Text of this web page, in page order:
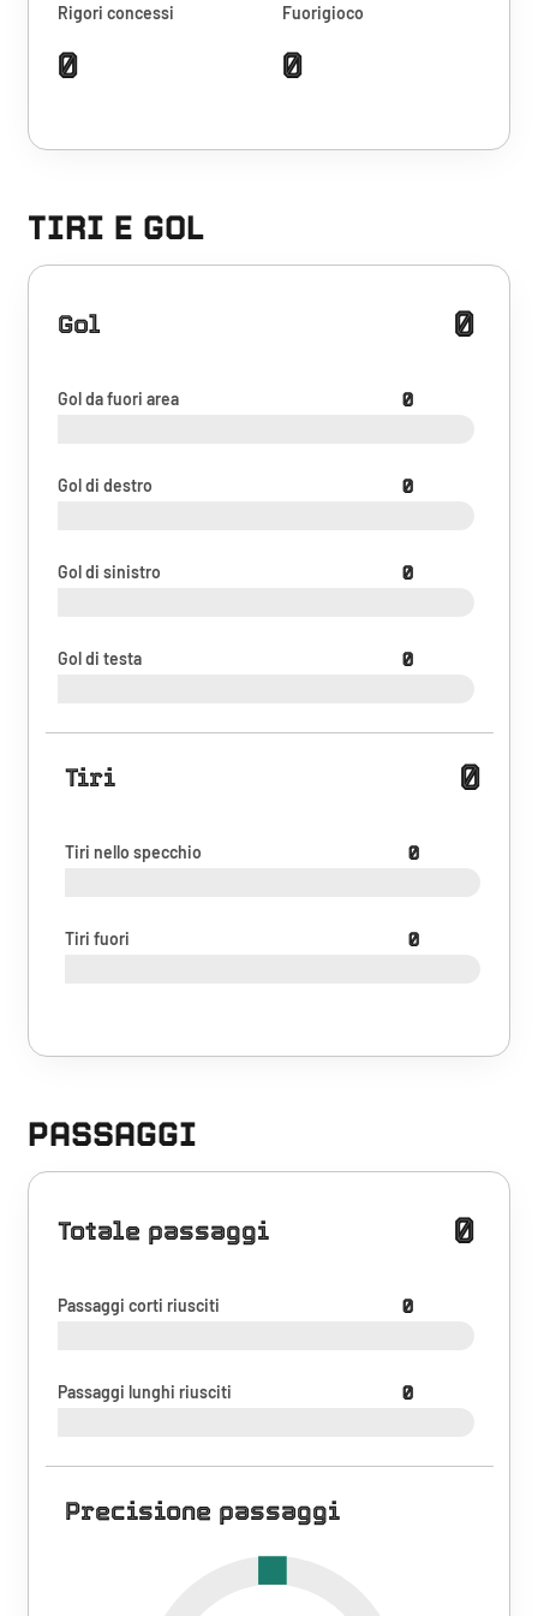
Rigori concessi
0
Fuorigioco
0
TIRI E GOL
Gol 0
Gol da fuori area 0
Gol di destro 0
Gol di sinistro 0
Gol di testa 0
Tiri 0
Tiri nello specchio 0
Tiri fuori 0
PASSAGGI
Totale passaggi 0
Passaggi corti riusciti 0
Passaggi lunghi riusciti 0
Precisione passaggi